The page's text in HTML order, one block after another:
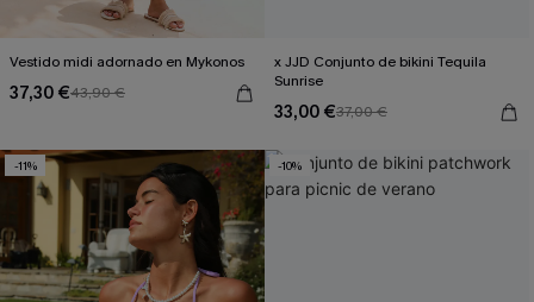
Vestido midi adornado en Mykonos
37,30 €43,90 €
x JJD Conjunto de bikini Tequila
Sunrise
33,00 €37,00 €
-11% -10%